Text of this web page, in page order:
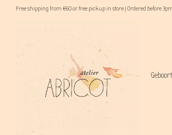
Free shipping from €60 or free pick up in store | Ordered before